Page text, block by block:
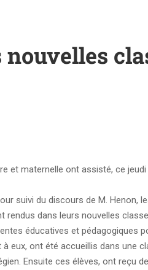
nouvelles
et maternelle ont assisté, ce
suivi du discours de M. Henon,
rendus dans leurs nouvelles
éducatives et pédagogiques
eux, ont été accueillis dans une
Ensuite ces élèves, ont reçu